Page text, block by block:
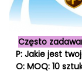
Często
P: Jakie jest
O: MOQ: 10